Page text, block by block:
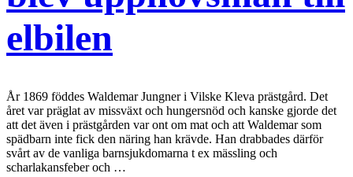
elbilen
År 1869 föddes Waldemar Jungner i Vilske Kleva prästgård. Det
året var präglat av missväxt och hungersnöd och kanske gjorde det
att det även i prästgården var ont om mat och att Waldemar som
spädbarn inte fick den näring han krävde. Han drabbades därför
svårt av de vanliga barnsjukdomarna t ex mässling och
scharlakansfeber och …